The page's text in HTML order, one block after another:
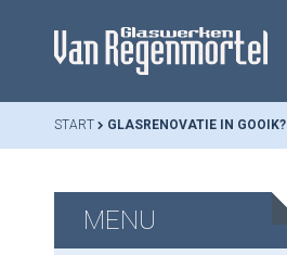
START GLASRENOVATIE IN GOOIK?
MENU